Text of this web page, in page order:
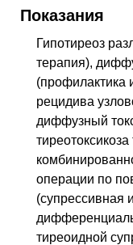
Показания
Гипотиреоз
терапия),
(профилактика
рецидива
диффузный
операции по
(супрессивная
тиреоидной